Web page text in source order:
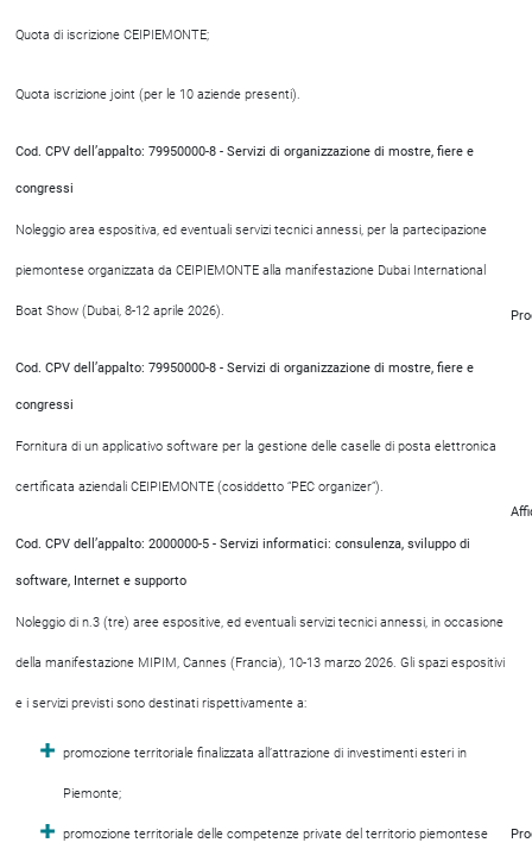
Quota di iscrizione CEIPIEMONTE;
Quota iscrizione joint (per le 10 aziende presenti).
Cod. CPV dell’appalto: 79950000-8 - Servizi di organizzazione di mostre, fiere e
congressi
Noleggio area espositiva, ed eventuali servizi tecnici annessi, per la partecipazione
piemontese organizzata da CEIPIEMONTE alla manifestazione Dubai International
Boat Show (Dubai, 8-12 aprile 2026).
Cod. CPV dell’appalto: 79950000-8 - Servizi di organizzazione di mostre, fiere e
congressi
Fornitura di un applicativo software per la gestione delle caselle di posta elettronica
certificata aziendali CEIPIEMONTE (cosiddetto “PEC organizer”).
Cod. CPV dell’appalto: 2000000-5 - Servizi informatici: consulenza, sviluppo di
software, Internet e supporto
Noleggio di n.3 (tre) aree espositive, ed eventuali servizi tecnici annessi, in occasione
della manifestazione MIPIM, Cannes (Francia), 10-13 marzo 2026. Gli spazi espositivi
e i servizi previsti sono destinati rispettivamente a:
promozione territoriale finalizzata all’attrazione di investimenti esteri in
Piemonte;
promozione territoriale delle competenze private del territorio piemontese